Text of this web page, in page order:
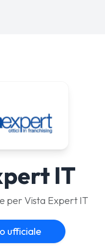
IT
per Vista Expert IT
ufficiale